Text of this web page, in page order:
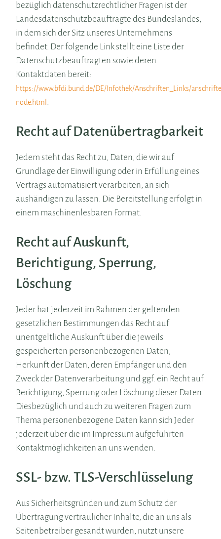
bezüglich datenschutzrechtlicher Fragen ist der
Landesdatenschutzbeauftragte des Bundeslandes,
in dem sich der Sitz unseres Unternehmens
befindet. Der folgende Link stellt eine Liste der
Datenschutzbeauftragten sowie deren
Kontaktdaten bereit:
https://www.bfdi.bund.de/DE/Infothek/Anschriften_Links/
node.html .
Recht auf Datenübertragbarkeit
Jedem steht das Recht zu, Daten, die wir auf
Grundlage der Einwilligung oder in Erfüllung eines
Vertrags automatisiert verarbeiten, an sich
aushändigen zu lassen. Die Bereitstellung erfolgt in
einem maschinenlesbaren Format.
Recht auf Auskunft,
Berichtigung, Sperrung,
Löschung
Jeder hat jederzeit im Rahmen der geltenden
gesetzlichen Bestimmungen das Recht auf
unentgeltliche Auskunft über die jeweils
gespeicherten personenbezogenen Daten,
Herkunft der Daten, deren Empfänger und den
Zweck der Datenverarbeitung und ggf. ein Recht auf
Berichtigung, Sperrung oder Löschung dieser Daten.
Diesbezüglich und auch zu weiteren Fragen zum
Thema personenbezogene Daten kann sich Jeder
jederzeit über die im Impressum aufgeführten
Kontaktmöglichkeiten an uns wenden.
SSL- bzw. TLS-Verschlüsselung
Aus Sicherheitsgründen und zum Schutz der
Übertragung vertraulicher Inhalte, die an uns als
Seitenbetreiber gesandt wurden, nutzt unsere